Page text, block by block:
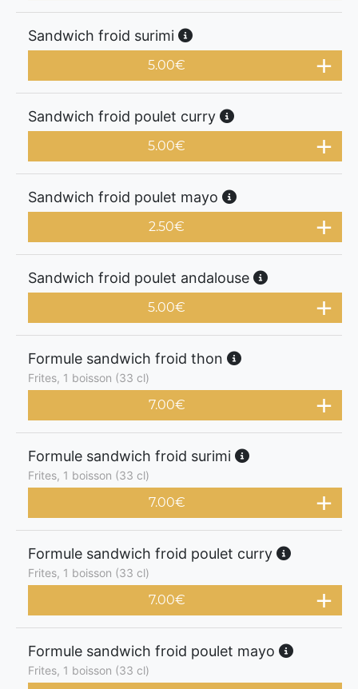
Sandwich froid surimi
5.00€
Sandwich froid poulet curry
5.00€
Sandwich froid poulet mayo
2.50€
Sandwich froid poulet andalouse
5.00€
Formule sandwich froid thon
Frites, 1 boisson (33 cl)
7.00€
Formule sandwich froid surimi
Frites, 1 boisson (33 cl)
7.00€
Formule sandwich froid poulet curry
Frites, 1 boisson (33 cl)
7.00€
Formule sandwich froid poulet mayo
Frites, 1 boisson (33 cl)